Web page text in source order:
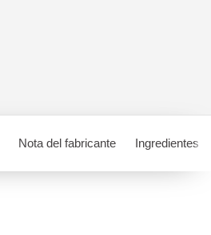
Nota del fabricante Ingredientes